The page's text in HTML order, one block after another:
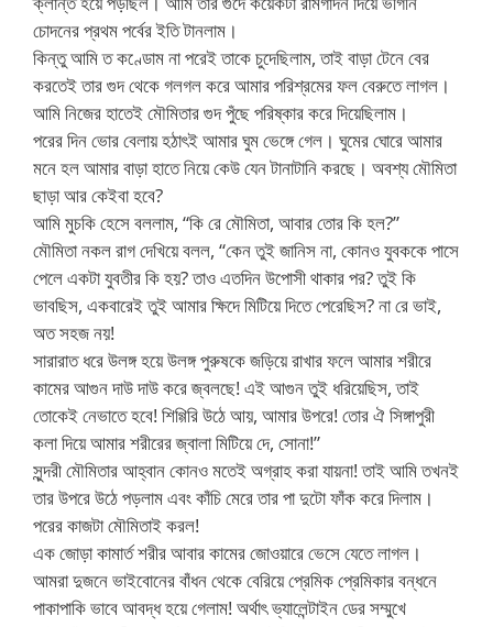
চোদনের প্রথম পর্বের ইতি টানলাম।
কিন্তু আমি ত কণ্ডোম না পরেই তাকে চুদেছিলাম, তাই বাড়া টেনে বের
করতেই তার গুদ থেকে গলগল করে আমার পরিশ্রমের ফল বেরুতে লাগল।
আমি নিজের হাতেই মৌমিতার গুদ পুঁছে পরিষ্কার করে দিয়েছিলাম।
পরের দিন ভোর বেলায় হঠাৎই আমার ঘুম ভেঙ্গে গেল। ঘুমের ঘোরে আমার
মনে হল আমার বাড়া হাতে নিয়ে কেউ যেন টানাটানি করছে। অবশ্য মৌমিতা
ছাড়া আর কেইবা হবে?
আমি মুচকি হেসে বললাম, “কি রে মৌমিতা, আবার তোর কি হল?”
মৌমিতা নকল রাগ দেখিয়ে বলল, “কেন তুই জানিস না, কোনও যুবককে পাসে
পেলে একটা যুবতীর কি হয়? তাও এতদিন উপোসী থাকার পর? তুই কি
ভাবছিস, একবারেই তুই আমার ক্ষিদে মিটিয়ে দিতে পেরেছিস? না রে ভাই,
অত সহজ নয়!
সারারাত ধরে উলঙ্গ হয়ে উলঙ্গ পুরুষকে জড়িয়ে রাখার ফলে আমার শরীরে
কামের আগুন দাউ দাউ করে জ্বলছে! এই আগুন তুই ধরিয়েছিস, তাই
তোকেই নেভাতে হবে! শিগ্গিরি উঠে আয়, আমার উপরে! তোর ঐ সিঙ্গাপুরী
কলা দিয়ে আমার শরীরের জ্বালা মিটিয়ে দে, সোনা!”
সুন্দরী মৌমিতার আহ্বান কোনও মতেই অগ্রাহ করা যায়না! তাই আমি তখনই
তার উপরে উঠে পড়লাম এবং কাঁচি মেরে তার পা দুটো ফাঁক করে দিলাম।
পরের কাজটা মৌমিতাই করল!
এক জোড়া কামার্ত শরীর আবার কামের জোওয়ারে ভেসে যেতে লাগল।
আমরা দুজনে ভাইবোনের বাঁধন থেকে বেরিয়ে প্রেমিক প্রেমিকার বন্ধনে
পাকাপাকি ভাবে আবদ্ধ হয়ে গেলাম! অর্থাৎ ভ্যালেন্টাইন ডের সম্মুখে